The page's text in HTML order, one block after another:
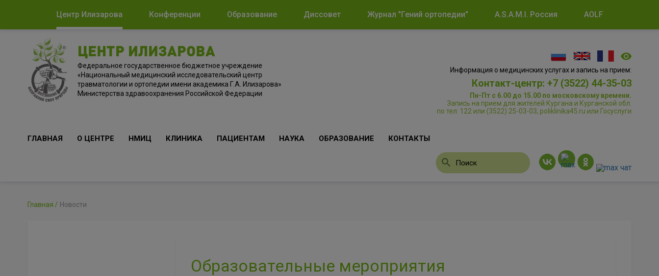
Центр Илизарова Конференции Образование Диссовет Журнал "Гений ортопедии" A.S.A.M.I. Россия AOLF
ЦЕНТР ИЛИЗАРОВА
Федеральное государственное бюджетное учреждение
«Национальный медицинский исследовательский центр
травматологии и ортопедии имени академика Г.А. Илизарова»
Министерства здравоохранения Российской Федерации
Информация о медицинских услугах и запись на прием:
Контакт-центр: +7 (3522) 44-35-03
Пн-Пт с 6.00 до 15.00 по московскому времени.
Запись на прием для жителей Кургана и Курганской обл.
по тел: 122 или (3522) 25-03-03, poliklinika45.ru или Госуслуги
ГЛАВНАЯ О ЦЕНТРЕ НМИЦ КЛИНИКА ПАЦИЕНТАМ НАУКА ОБРАЗОВАНИЕ КОНТАКТЫ
Главная Новости
Образовательные мероприятия